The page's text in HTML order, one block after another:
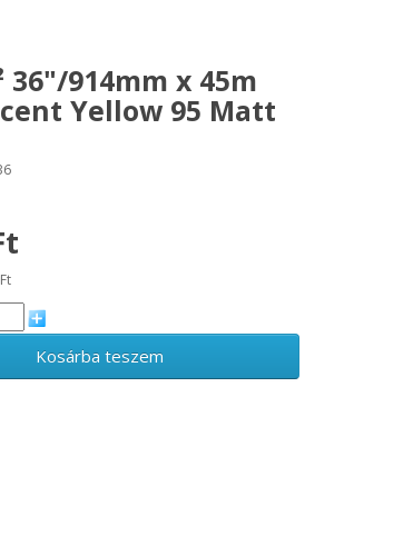
36"/914mm x 45m
Yellow 95 Matt
Kosárba teszem